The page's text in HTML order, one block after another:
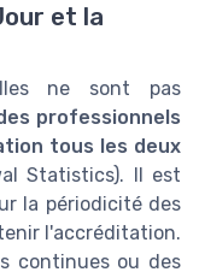
et la
ne sont pas
professionnels
tous les deux
Statistics). Il est
la périodicité des
l'accréditation.
continues ou des